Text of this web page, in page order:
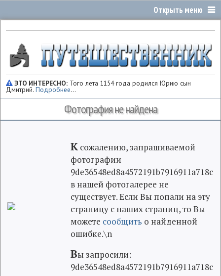
ЭТО ИНТЕРЕСНО: Того лета 1154 года родился Юрию сын
Дмитрий.Подробнее...
Фотография не найдена
К сожалению, запрашиваемой
фотографии
9de36548ed8a4572191b7916911a718c
в нашей фотогалерее не
существует. Если Вы попали на эту
страницу с наших страниц, то Вы
можете сообщить о найденной
ошибке.\n
Вы запросили:
9de36548ed8a4572191b7916911a718c